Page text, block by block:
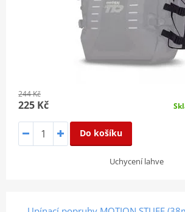
244 Kč
225 Kč
Do košíku
Uchycení lahve